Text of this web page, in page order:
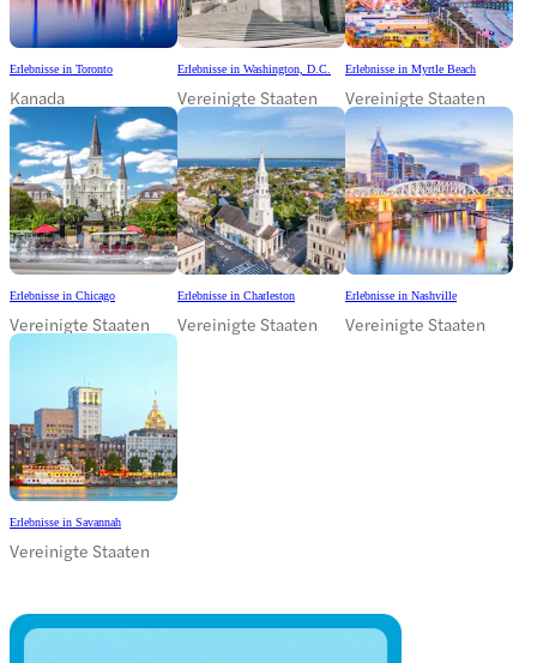
Erlebnisse in Toronto
Kanada
Erlebnisse in Washington, D.C.
Vereinigte Staaten
Erlebnisse in Myrtle Beach
Vereinigte Staaten
Erlebnisse in Chicago
Vereinigte Staaten
Erlebnisse in Charleston
Vereinigte Staaten
Erlebnisse in Nashville
Vereinigte Staaten
Erlebnisse in Savannah
Vereinigte Staaten